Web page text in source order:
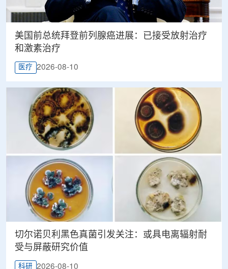
美国前总统拜登前列腺癌进展：已接受放射治疗
和激素治疗
医疗 2026-08-10
切尔诺贝利黑色真菌引发关注：或具电离辐射耐
受与屏蔽研究价值
科研 2026-08-10